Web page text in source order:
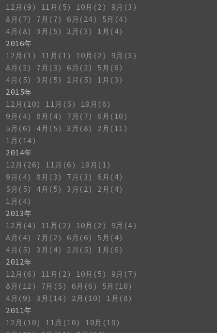
12月(9)
11月(5) 10月(2)
9月(3)
8月(7)
7月(7) 6月(24)
5月(4)
4月(8)
3月(5) 2月(3)
1月(4)
2016年
12月(1)
11月(1) 10月(2)
9月(3)
8月(2)
7月(3) 6月(2)
5月(6)
4月(5)
3月(5) 2月(5)
1月(3)
2015年
12月(10)
11月(5)
10月(6)
9月(4)
8月(4) 7月(7)
6月(10)
5月(6)
4月(5) 3月(8)
2月(11)
1月(14)
2014年
12月(26)
11月(6)
10月(1)
9月(4)
8月(3) 7月(3)
6月(4)
5月(5)
4月(5) 3月(2)
2月(4)
1月(4)
2013年
12月(4)
11月(2) 10月(2)
9月(4)
8月(4)
7月(2) 6月(6)
5月(4)
4月(5)
3月(4) 2月(5)
1月(6)
2012年
12月(6)
11月(2) 10月(5)
9月(7)
8月(12)
7月(5) 6月(6)
5月(10)
4月(9)
3月(14) 2月(10)
1月(8)
2011年
12月(10)
11月(10)
10月(19)